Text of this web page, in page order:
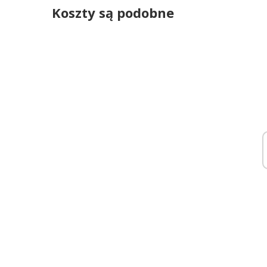
Koszty są podobne